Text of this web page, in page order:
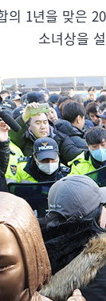
의 1년을 맞은
소녀상을